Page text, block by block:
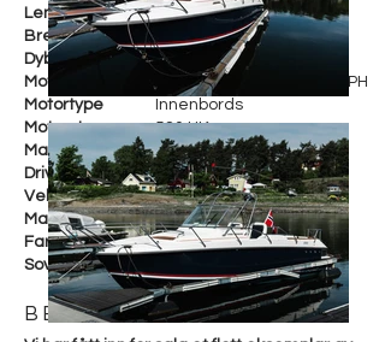
Lengde i fot
38 fot
Bredde
350 cm
Dybde
Motorfabrikant
2 x Volvo Penta D4-260 DPH
Motortype
Innenbords
Motorstr.
520 HK
Maks fart
38 knop
Drivstoff
Diesel
Vekt
5 800 kg
Materiale
Glassfiber
Farge
Blå/Hvit
Soveplasser
BESKRIVELSE